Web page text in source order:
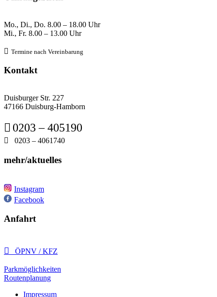
Mo., Di., Do. 8.00 – 18.00 Uhr
Mi., Fr. 8.00 – 13.00 Uhr
 Termine nach Vereinbarung
Kontakt
Duisburger Str. 227
47166 Duisburg-Hamborn
 0203 – 405190
 0203 – 4061740
mehr/aktuelles
Instagram
Facebook
Anfahrt
 ÖPNV / KFZ
Parkmöglichkeiten
Routenplanung
Impressum